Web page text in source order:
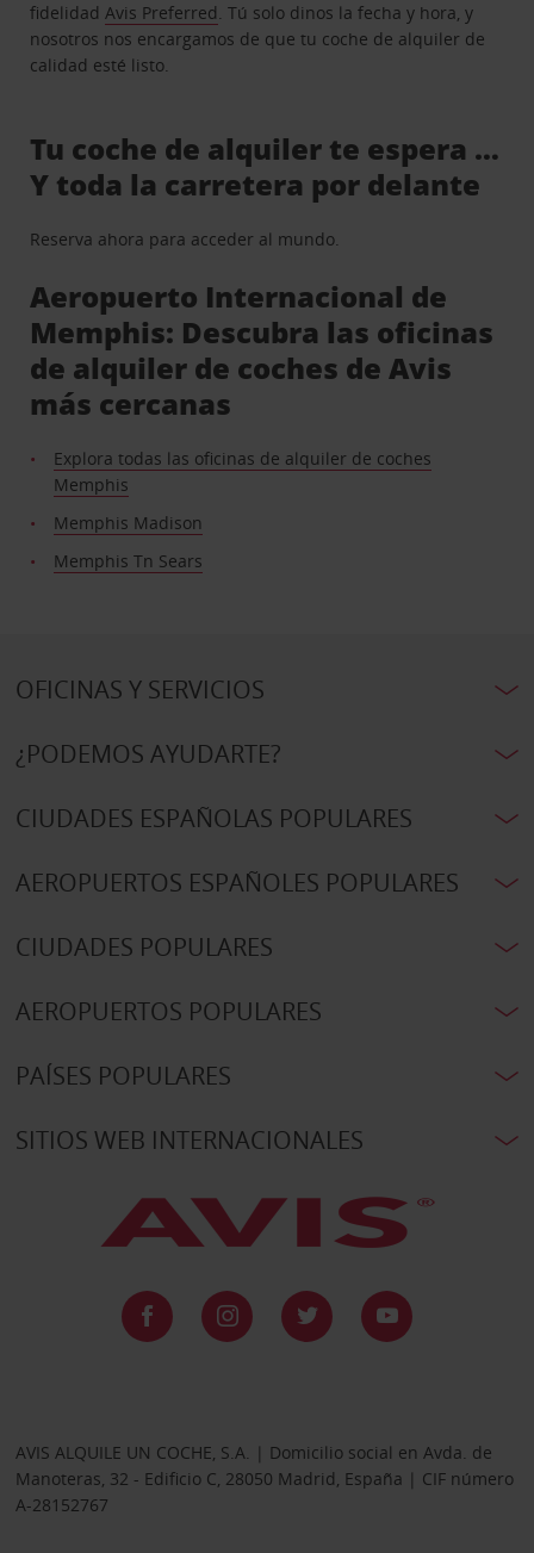
fidelidadAvis Preferred. Tú solo dinos la fecha y hora, y
nosotros nos encargamos de que tu coche de alquiler de
calidad esté listo.
Tu coche de alquiler te espera …
Y toda la carretera por delante
Reserva ahora para acceder al mundo.
Aeropuerto Internacional de
Memphis: Descubra las oficinas
de alquiler de coches de Avis
más cercanas
Explora todas las oficinas de alquiler de coches
Memphis
Memphis Madison
Memphis Tn Sears
OFICINAS Y SERVICIOS
¿PODEMOS AYUDARTE?
CIUDADES ESPAÑOLAS POPULARES
AEROPUERTOS ESPAÑOLES POPULARES
CIUDADES POPULARES
AEROPUERTOS POPULARES
PAÍSES POPULARES
SITIOS WEB INTERNACIONALES
AVIS ALQUILE UN COCHE, S.A. | Domicilio social en Avda. de
Manoteras, 32 - Edificio C, 28050 Madrid, España | CIF número
A-28152767